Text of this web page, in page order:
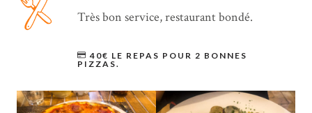
Très bon service, restaurant bondé.
40€ LE REPAS POUR 2 BONNES
PIZZAS.